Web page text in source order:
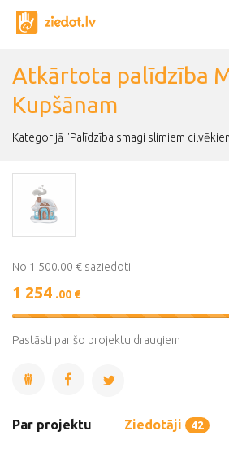
Atkārtota palīdzība
Kupšānam
Kategorijā "Palīdzība smagi slimiem
No 1 500.00 € saziedoti
1 254 .00 €
84%
Complete
Pastāsti par šo projektu draugiem
Par projektu Ziedotāji 42